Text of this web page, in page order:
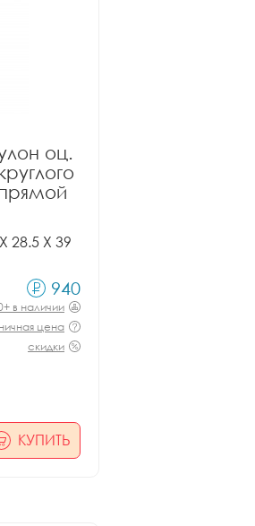
оц.
28.5 X 39
940
в наличии
цена
скидки
КУПИТЬ